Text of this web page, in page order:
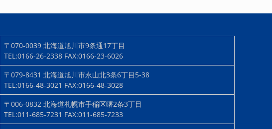
〒070-0039北海道旭川市9条通17丁目
TEL:0166-26-2338 FAX:0166-23-6026
〒079-8431北海道旭川市永山北3条6丁目5-38
TEL:0166-48-3021 FAX:0166-48-3028
〒006-0832北海道札幌市手稲区曙2条3丁目
TEL:011-685-7231 FAX:011-685-7233